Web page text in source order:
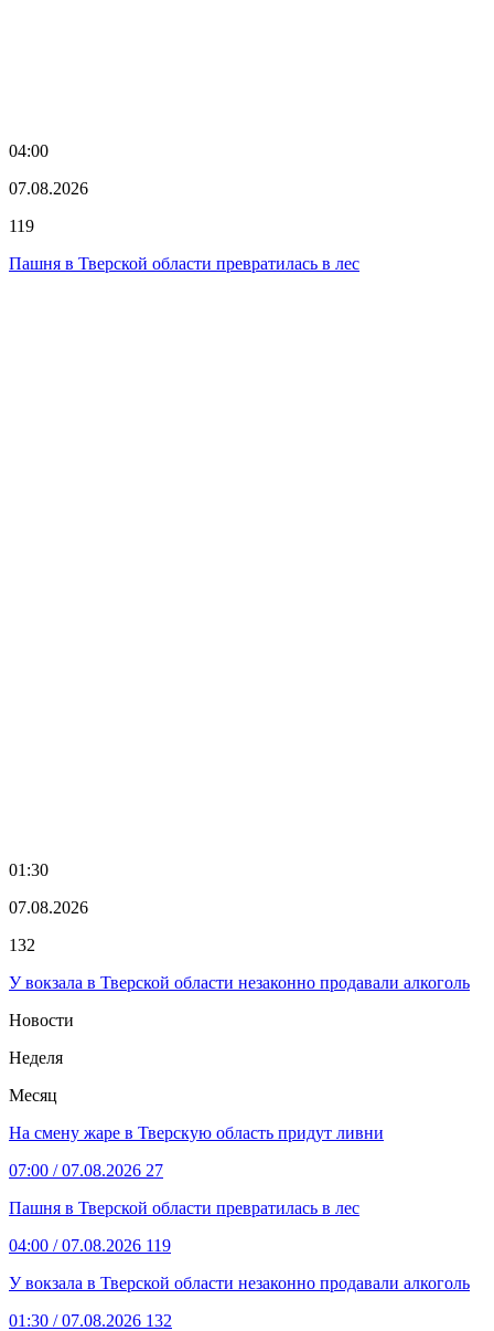
04:00
07.08.2026
119
Пашня в Тверской области превратилась в лес
01:30
07.08.2026
132
У вокзала в Тверской области незаконно продавали алкоголь
Новости
Неделя
Месяц
На смену жаре в Тверскую область придут ливни
07:00 / 07.08.2026 27
Пашня в Тверской области превратилась в лес
04:00 / 07.08.2026 119
У вокзала в Тверской области незаконно продавали алкоголь
01:30 / 07.08.2026 132